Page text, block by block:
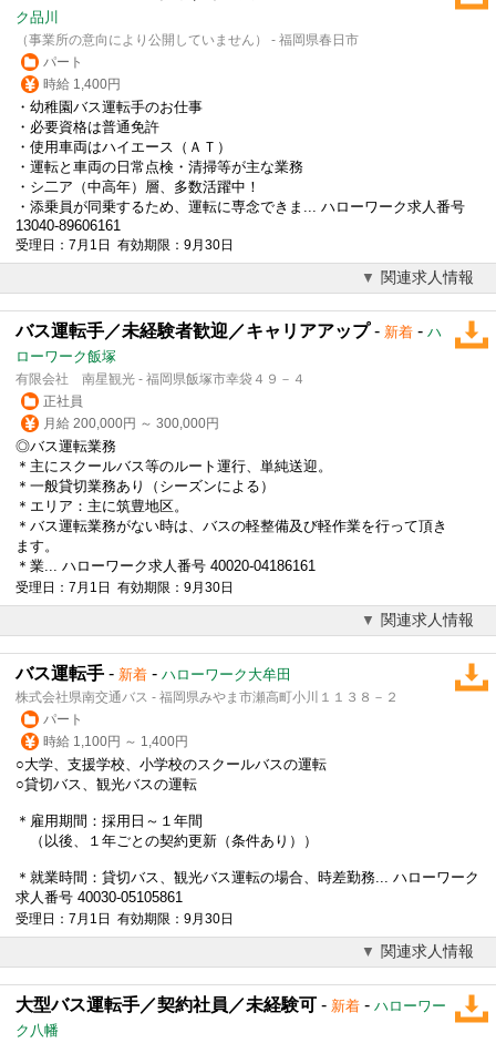
ク品川
（事業所の意向により公開していません） - 福岡県春日市
パート
時給 1,400円
・幼稚園バス運転手のお仕事
・必要資格は普通免許
・使用車両はハイエース（ＡＴ）
・運転と車両の日常点検・清掃等が主な業務
・シ二ア（中高年）層、多数活躍中！
・添乗員が同乗するため、運転に専念できま... ハローワーク求人番号
13040-89606161
受理日：7月1日 有効期限：9月30日
関連求人情報
バス運転手／未経験者歓迎／キャリアアップ- 新着 - ハ
ローワーク飯塚
有限会社 南星観光 - 福岡県飯塚市幸袋４９－４
正社員
月給 200,000円 ～ 300,000円
◎バス運転業務
＊主にスクールバス等のルート運行、単純送迎。
＊一般貸切業務あり（シーズンによる）
＊エリア：主に筑豊地区。
＊バス運転業務がない時は、バスの軽整備及び軽作業を行って頂き
ます。
＊業... ハローワーク求人番号 40020-04186161
受理日：7月1日 有効期限：9月30日
関連求人情報
バス運転手 - 新着 - ハローワーク大牟田
株式会社県南交通バス - 福岡県みやま市瀬高町小川１１３８－２
パート
時給 1,100円 ～ 1,400円
○大学、支援学校、小学校のスクールバスの運転
○貸切バス、観光バスの運転
＊雇用期間：採用日～１年間
（以後、１年ごとの契約更新（条件あり））
＊就業時間：貸切バス、観光バス運転の場合、時差勤務... ハローワーク
求人番号 40030-05105861
受理日：7月1日 有効期限：9月30日
関連求人情報
大型バス運転手／契約社員／未経験可 - 新着 - ハローワー
ク八幡